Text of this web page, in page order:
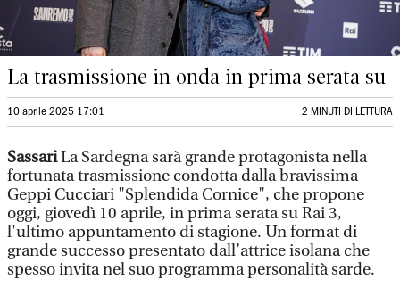
La trasmissione in onda in prima serata su
10 aprile 2025 17:01 2 MINUTI DI LETTURA
SassariLa Sardegna sarà grande protagonista nella
fortunata trasmissione condotta dalla bravissima
Geppi Cucciari "Splendida Cornice", che propone
oggi, giovedì 10 aprile, in prima serata su Rai 3,
l'ultimo appuntamento di stagione. Un format di
grande successo presentato dall’attrice isolana che
spesso invita nel suo programma personalità sarde.